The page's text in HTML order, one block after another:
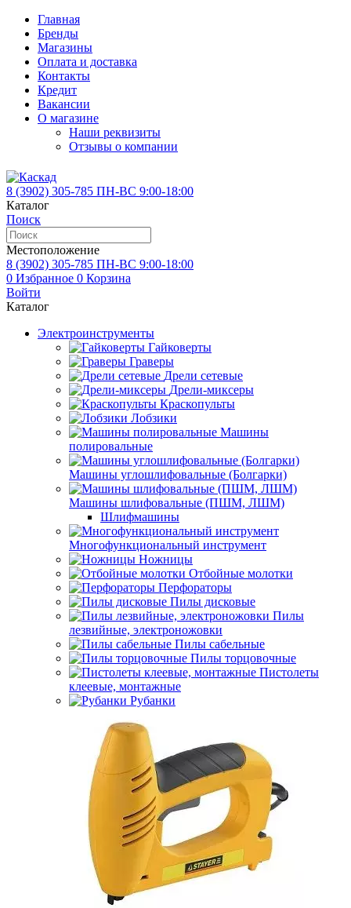
Главная
Бренды
Магазины
Оплата и доставка
Контакты
Кредит
Вакансии
О магазине
Наши реквизиты
Отзывы о компании
8 (3902) 305-785 ПН-ВС 9:00-18:00
Каталог
Поиск
Местоположение
8 (3902) 305-785 ПН-ВС 9:00-18:00
0 Избранное 0 Корзина
Войти
Каталог
Электроинструменты
Гайковерты
Граверы
Дрели сетевые
Дрели-миксеры
Краскопульты
Лобзики
Машины
полировальные
Машины углошлифовальные (Болгарки)
Машины шлифовальные (ПШМ, ЛШМ)
Шлифмашины
Многофункциональный инструмент
Ножницы
Отбойные молотки
Перфораторы
Пилы дисковые
Пилы
лезвийные, электроножовки
Пилы сабельные
Пилы торцовочные
Пистолеты
клеевые, монтажные
Рубанки